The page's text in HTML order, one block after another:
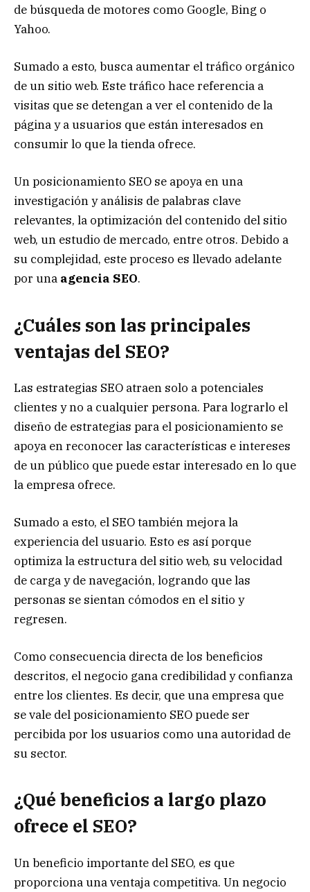
de búsqueda de motores como Google, Bing o
Yahoo.
Sumado a esto, busca aumentar el tráfico orgánico
de un sitio web. Este tráfico hace referencia a
visitas que se detengan a ver el contenido de la
página y a usuarios que están interesados en
consumir lo que la tienda ofrece.
Un posicionamiento SEO se apoya en una
investigación y análisis de palabras clave
relevantes, la optimización del contenido del sitio
web, un estudio de mercado, entre otros. Debido a
su complejidad, este proceso es llevado adelante
por una agencia SEO.
¿Cuáles son las principales
ventajas del SEO?
Las estrategias SEO atraen solo a potenciales
clientes y no a cualquier persona. Para lograrlo el
diseño de estrategias para el posicionamiento se
apoya en reconocer las características e intereses
de un público que puede estar interesado en lo que
la empresa ofrece.
Sumado a esto, el SEO también mejora la
experiencia del usuario. Esto es así porque
optimiza la estructura del sitio web, su velocidad
de carga y de navegación, logrando que las
personas se sientan cómodos en el sitio y
regresen.
Como consecuencia directa de los beneficios
descritos, el negocio gana credibilidad y confianza
entre los clientes. Es decir, que una empresa que
se vale del posicionamiento SEO puede ser
percibida por los usuarios como una autoridad de
su sector.
¿Qué beneficios a largo plazo
ofrece el SEO?
Un beneficio importante del SEO, es que
proporciona una ventaja competitiva. Un negocio